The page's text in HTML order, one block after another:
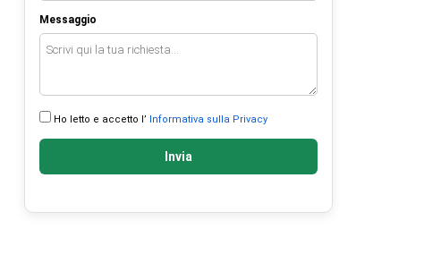
Messaggio
Ho letto e accetto l’ Informativa sulla Privacy
Invia